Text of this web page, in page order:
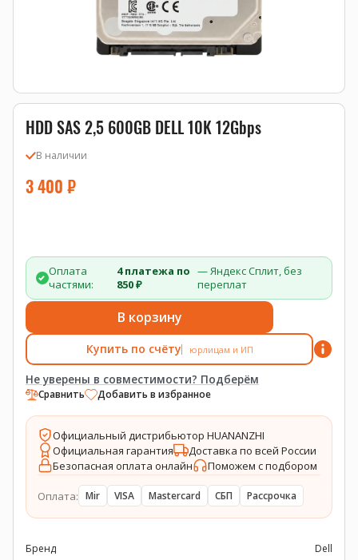
HDD SAS 2,5 600GB DELL 10K 12Gbps
В наличии
3 400 ₽
Оплата
частями:
4 платежа по
850 ₽
— Яндекс Сплит, без
переплат
В корзину
Купить по счёту юрлицам и ИП
Не уверены в совместимости? Подберём
Сравнить Добавить в избранное
Официальный дистрибьютор HUANANZHI
Официальная гарантия
Доставка по всей России
Безопасная оплата онлайн
Поможем с подбором
Оплата: Mir VISA Mastercard СБП Рассрочка
Бренд Dell